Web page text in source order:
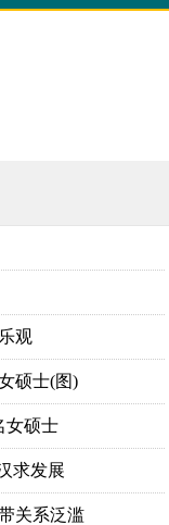
观
硕士(图)
女硕士
求发展
关系泛滥